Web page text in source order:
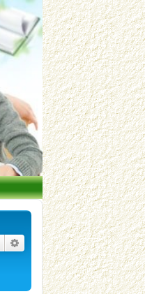
Поиск Расширенный поиск